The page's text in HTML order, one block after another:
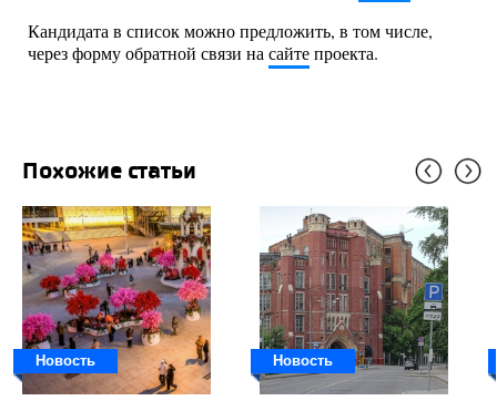
Кандидата в список можно предложить, в том числе,
через форму обратной связи насайтепроекта.
Похожие статьи
Новость Новость